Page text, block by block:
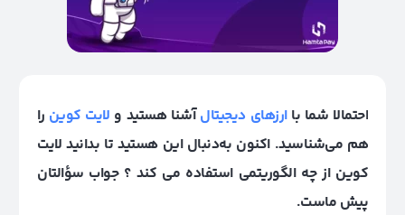
احتمالا شما باارزهای دیجیتالآشنا هستید و لایت کوین را
هم می‌شناسید. اکنون به‌دنبال این هستید تا بدانید لایت
کوین از چه الگوریتمی استفاده می‌ کند ؟ جواب سؤالتان
پیش ماست.